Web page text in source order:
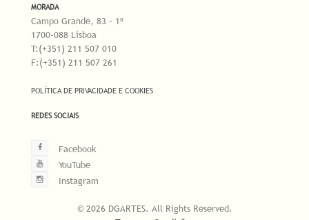
MORADA
Campo Grande, 83 - 1º
1700-088 Lisboa
T:(+351) 211 507 010
F:(+351) 211 507 261
POLÍTICA DE PRIVACIDADE E COOKIES
REDES SOCIAIS
Facebook
YouTube
Instagram
© 2026 DGARTES. All Rights Reserved.